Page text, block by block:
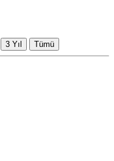
3 Yıl Tümü